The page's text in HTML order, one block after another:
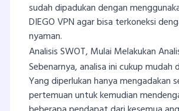
sudah dipadukan dengan
DIEGO VPN agar bisa terkoneksi
nyaman.
Analisis SWOT, Mulai Melakukan
Sebenarnya, analisa ini cukup mudah
Yang diperlukan hanya mengadakan
pertemuan untuk kemudian